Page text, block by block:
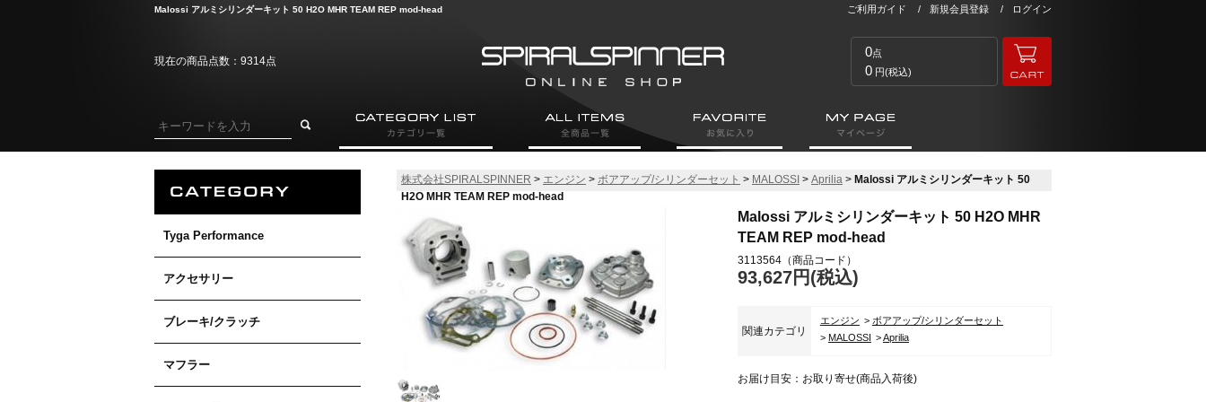
Malossi アルミシリンダーキット 50 H2O MHR TEAM REP mod-head ご利用ガイド 新規会員登録 ログイン
現在の商品点数：9314点
0点
0 円(税込)
Tyga Performance
アクセサリー
ブレーキ/クラッチ
マフラー
株式会社SPIRALSPINNER > エンジン > ボアアップ/シリンダーセット > MALOSSI > Aprilia > Malossi アルミシリンダーキット 50
H2O MHR TEAM REP mod-head
Malossi アルミシリンダーキット 50 H2O MHR
TEAM REP mod-head
3113564 （商品コード）
93,627円(税込)
関連カテゴリ
エンジン
ボアアップ/シリンダーセット
MALOSSI
Aprilia
お届け目安：お取り寄せ(商品入荷後)